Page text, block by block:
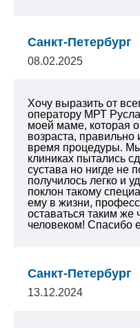
Санкт-Петербург
08.02.2025
Хочу выразить от
оператору МРТ
моей маме, которая
возраста, правильно
время процедуры.
клиниках пытались
сустава но нигде не
получилось легко и
поклон такому
ему в жизни,
оставаться таким же
человеком! Спасибо
Санкт-Петербург
13.12.2024